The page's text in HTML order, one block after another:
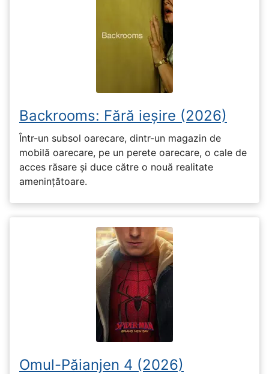
Backrooms: Fără ieșire (2026)
Într-un subsol oarecare, dintr-un magazin de
mobilă oarecare, pe un perete oarecare, o cale de
acces răsare și duce către o nouă realitate
amenințătoare.
Omul-Păianjen 4 (2026)